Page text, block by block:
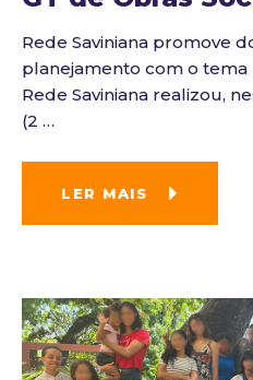
Rede Saviniana promove
planejamento com o
Rede Saviniana realizou,
(2 …
LER MAIS